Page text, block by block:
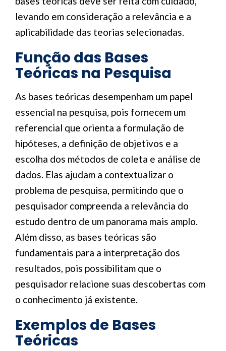
levando em consideração a relevância e a
aplicabilidade das teorias selecionadas.
Função das Bases
Teóricas na Pesquisa
As bases teóricas desempenham um papel
essencial na pesquisa, pois fornecem um
referencial que orienta a formulação de
hipóteses, a definição de objetivos e a
escolha dos métodos de coleta e análise de
dados. Elas ajudam a contextualizar o
problema de pesquisa, permitindo que o
pesquisador compreenda a relevância do
estudo dentro de um panorama mais amplo.
Além disso, as bases teóricas são
fundamentais para a interpretação dos
resultados, pois possibilitam que o
pesquisador relacione suas descobertas com
o conhecimento já existente.
Exemplos de Bases
Teóricas